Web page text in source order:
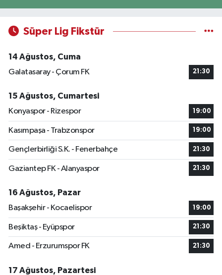
Süper Lig Fikstür
14 Ağustos, Cuma
Galatasaray - Çorum FK
21:30
15 Ağustos, Cumartesi
Konyaspor - Rizespor
19:00
Kasımpaşa - Trabzonspor 19:00
Gençlerbirliği S.K. - Fenerbahçe 21:30
Gaziantep FK - Alanyaspor 21:30
16 Ağustos, Pazar
Başakşehir - Kocaelispor
19:00
Beşiktaş - Eyüpspor 21:30
Amed - Erzurumspor FK 21:30
17 Ağustos, Pazartesi